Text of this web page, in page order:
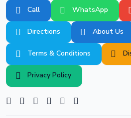
Call WhatsApp
Directions About Us
Terms & Conditions
Privacy Policy